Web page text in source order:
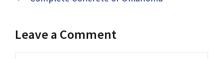
Leave a Comment